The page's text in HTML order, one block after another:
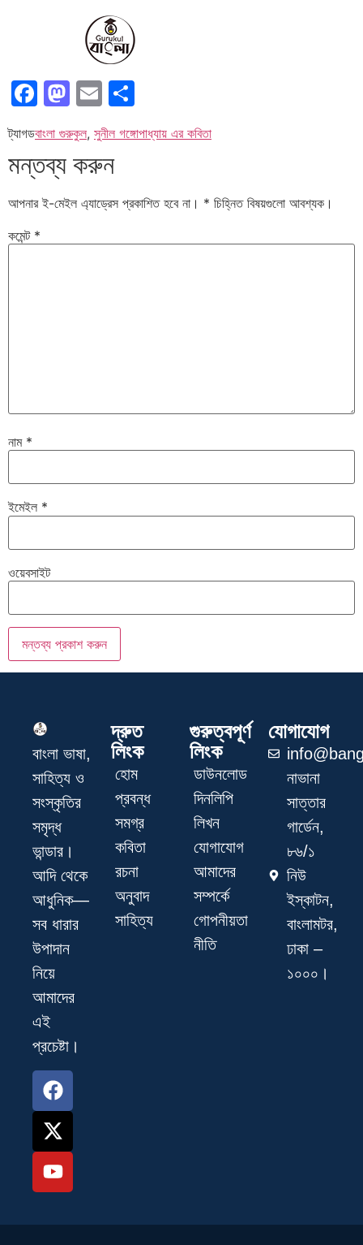
Facebook
Mastodon
Email
ট্যাগডবাংলা গুরুকুল, সুনীল গঙ্গোপাধ্যায় এর কবিতা
মন্তব্য করুন
আপনার ই-মেইল এ্যাড্রেস প্রকাশিত হবে না। * চিহ্নিত বিষয়গুলো আবশ্যক।
কমেন্ট *
নাম *
ইমেইল *
ওয়েবসাইট
বাংলা ভাষা,
সাহিত্য ও
সংস্কৃতির
সমৃদ্ধ
ভান্ডার।
আদি থেকে
আধুনিক—
সব ধারার
উপাদান
নিয়ে
আমাদের
এই
প্রচেষ্টা।
দ্রুত
লিংক
হোম
প্রবন্ধ
সমগ্র
কবিতা
রচনা
অনুবাদ
সাহিত্য
গুরুত্বপূর্ণ
লিংক
ডাউনলোড
দিনলিপি
লিখন
যোগাযোগ
আমাদের
সম্পর্কে
গোপনীয়তা
নীতি
যোগাযোগ
নাভানা
সাত্তার
গার্ডেন,
৮৬/১
নিউ
ইস্কাটন,
বাংলামটর,
ঢাকা –
১০০০।